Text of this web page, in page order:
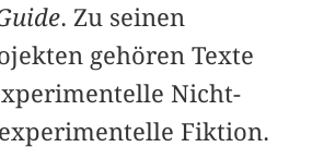
. Zu seinen
gehören Texte
Nicht-
Fiktion.